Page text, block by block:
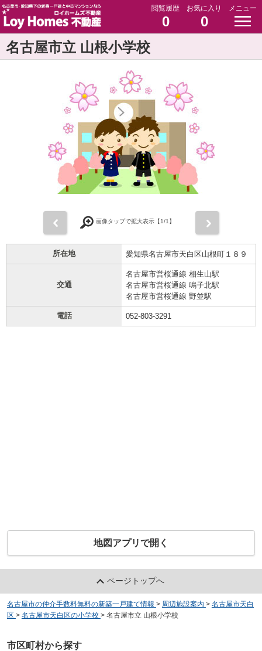
閲覧履歴
0
お気に入り
0
メニュー
名古屋市立 山根小学校
画像タップで拡大表示【1/1】
所在地 愛知県名古屋市天白区山根町１８９
交通
名古屋市営桜通線 相生山駅
名古屋市営桜通線 鳴子北駅
名古屋市営桜通線 野並駅
電話 052-803-3291
地図アプリで開く
ページトップへ
名古屋市の仲介手数料無料の新築一戸建て情報 > 周辺施設案内 > 名古屋市天白
区 > 名古屋市天白区の小学校 > 名古屋市立 山根小学校
市区町村から探す